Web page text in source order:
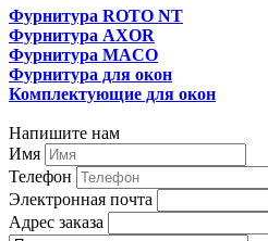
Фурнитура ROTO NT
Фурнитура AXOR
Фурнитура MACO
Фурнитура для окон
Комплектующие для окон
Напишите нам
Имя
Телефон
Электронная почта
Адрес заказа